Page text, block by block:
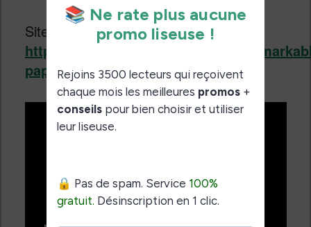
Site officiel :
https://remarkable.com/products/
paper/pure#configure